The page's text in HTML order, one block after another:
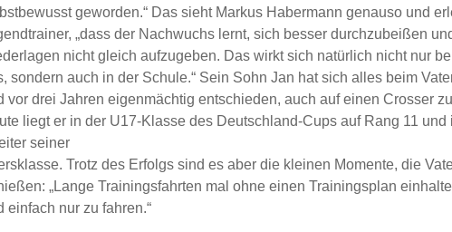
geworden.“ Das sieht Markus Habermann genauso und
„dass der Nachwuchs lernt, sich besser durchzubeißen
nicht gleich aufzugeben. Das wirkt sich natürlich nicht nur
sondern auch in der Schule.“ Sein Sohn Jan hat sich alles beim
vor drei Jahren eigenmächtig entschieden, auch auf einen Crosser
liegt er in der U17-Klasse des Deutschland-Cups auf Rang 11 und
seiner
Trotz des Erfolgs sind es aber die kleinen Momente, die
„Lange Trainingsfahrten mal ohne einen Trainingsplan
einfach nur zu fahren.“